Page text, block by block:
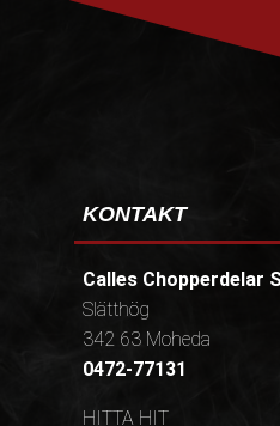
KONTAKT
Calles Chopperdelar
Slätthög
342 63 Moheda
0472-77131
HITTA HIT